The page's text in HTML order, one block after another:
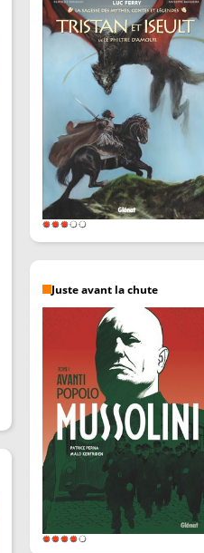
Juste avant la chute